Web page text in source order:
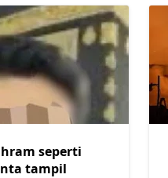
seperti
tampil